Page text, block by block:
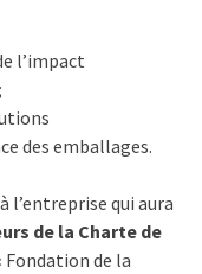
l’impact
des emballages.
l’entreprise qui aura
de la Charte de
de la